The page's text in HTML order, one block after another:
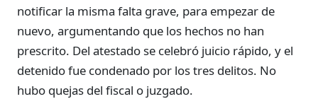
notificar la misma falta grave, para empezar de
nuevo, argumentando que los hechos no han
prescrito. Del atestado se celebró juicio rápido, y el
detenido fue condenado por los tres delitos. No
hubo quejas del fiscal o juzgado.